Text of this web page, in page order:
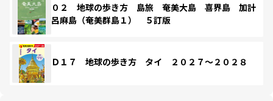
０２ 地球の歩き方 島旅 奄美大島 喜界島 加計
呂麻島（奄美群島１） ５訂版
Ｄ１７ 地球の歩き方 タイ ２０２７～２０２８